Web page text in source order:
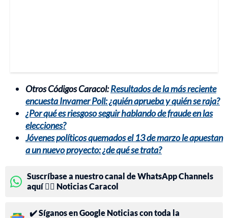
Otros Códigos Caracol:Resultados de la más reciente
encuesta Invamer Poll: ¿quién aprueba y quién se raja?
¿Por qué es riesgoso seguir hablando de fraude en las
elecciones?
Jóvenes políticos quemados el 13 de marzo le apuestan
a un nuevo proyecto: ¿de qué se trata?
Suscríbase a nuestro canal de WhatsApp Channels
aquí 👉🏻 Noticias Caracol
✔️ Síganos en Google Noticias con toda la